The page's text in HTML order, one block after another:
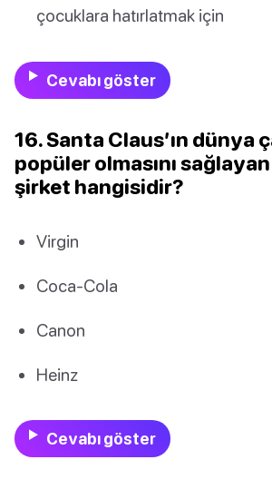
çocuklara hatırlatmak için
Cevabı göster
16. Santa Claus’ın dünya
popüler olmasını
şirket hangisidir?
Virgin
Coca-Cola
Canon
Heinz
Cevabı göster